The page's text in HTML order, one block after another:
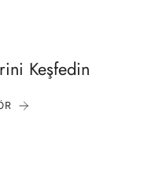
Keşfedin